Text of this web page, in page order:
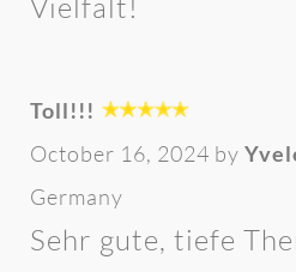
Vielfalt!
Toll!!!
October 16, 2024 by
Germany
Sehr gute, tiefe